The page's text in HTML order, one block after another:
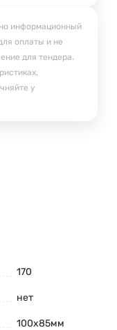
информационный
оплаты и не
для тендера.
у
170
нет
100x85мм